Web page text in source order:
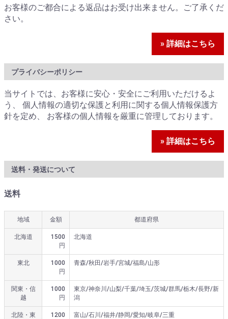
お客様のご都合による返品はお受け出来ません。ご了承くだ
さい。
» 詳細はこちら
プライバシーポリシー
当サイトでは、お客様に安心・安全にご利用いただけるよ
う、 個人情報の適切な保護と利用に関する個人情報保護方
針を定め、 お客様の個人情報を厳重に管理しております。
» 詳細はこちら
送料・発送について
送料
地域 金額 都道府県
北海道
1500
円
北海道
東北
1000
円
青森/秋田/岩手/宮城/福島/山形
関東・信
越
1000
円
東京/神奈川/山梨/千葉/埼玉/茨城/群馬/栃木/長野/新
潟
北陸・東
1200
富山/石川/福井/静岡/愛知/岐阜/三重